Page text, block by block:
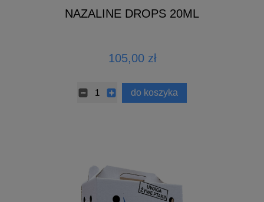
NAZALINE DROPS 20ML
105,00 zł
do koszyka